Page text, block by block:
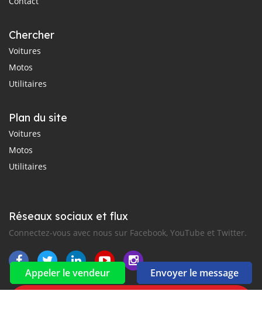
Appeler le vendeur Envoyer le message
Chercher
Voitures
Motos
Utilitaires
Plan du site
Voitures
Motos
Utilitaires
Réseaux sociaux et flux
Connectez-vous avec nous sur Facebook, YouTube et Twitter.